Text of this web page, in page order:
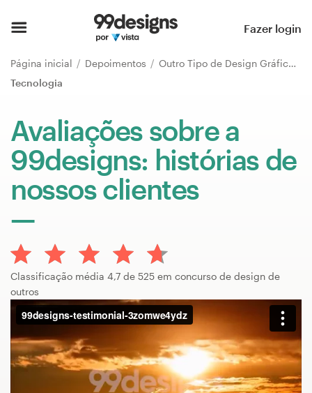
Fazer login
Página inicial Depoimentos
Outro Tipo de Design Gráfico
Tecnologia
Avaliações sobre a
99designs: histórias de
nossos clientes
Classificação média 4,7 de 525 em concurso de design de
outros
Página inicial
Pesquisar categorias
Encontre um designer
Inspiração
99designs Pro
Serviços
de
design
Concursos de designs
Projetos 1-para-1